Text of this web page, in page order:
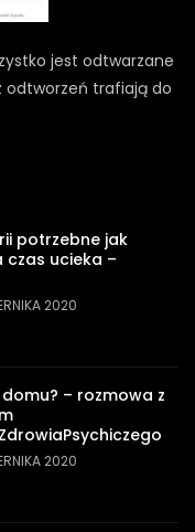
jest odtwarzane
odtworzeń trafiają do
potrzebne jak
ucieka –
2020
– rozmowa z
2020